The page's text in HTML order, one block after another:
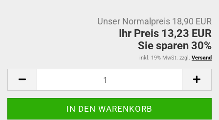
Unser Normalpreis 18,90 EUR
Ihr Preis 13,23 EUR
Sie sparen 30%
inkl. 19% MwSt. zzgl. Versand